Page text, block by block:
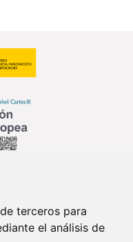
terceros para
el análisis de